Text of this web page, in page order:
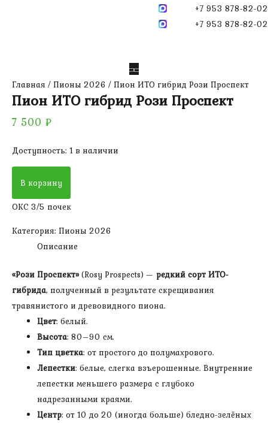
+7 953 878-82-02
+7 953 878-82-02
Главная / Пионы 2026 / Пион ИТО гибрид Рози Проспект
Пион ИТО гибрид Рози Проспект
7 500 ₽
Доступность: 1 в наличии
товара
Пион
гибрид
В корзину
ОКС 3/5 почек
Категория: Пионы 2026
Описание
«Рози Проспект»(Rosy Prospects) — редкий сорт ИТО-
гибрида, полученный в результате скрещивания
травянистого и древовидного пиона.
Цвет: белый.
Высота: 80–90 см.
Тип цветка: от простого до полумахрового.
Лепестки: белые, слегка взъерошенные. Внутренние
лепестки меньшего размера с глубоко
надрезанными краями.
Центр: от 10 до 20 (иногда больше) бледно-зелёных